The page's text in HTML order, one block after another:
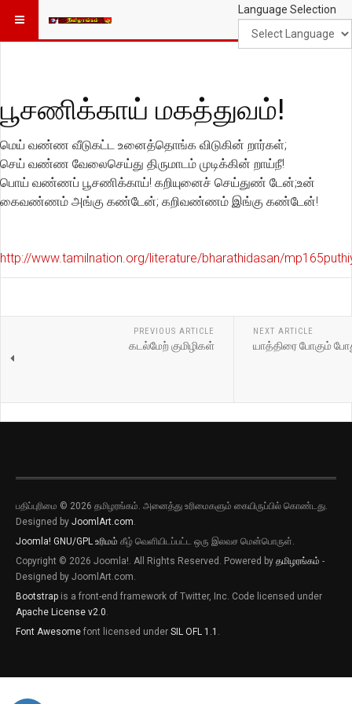
Language Selection
பூசணிக்காய் மகத்துவம்!
மெய் வண்ண வீடுகட்ட உனைத்தொங்க விடுகின் றார்கள்;
செய் வண்ண வேலைசெய்து திருமாடம் முடிக்கின் றாய்நீ!
பொய் வண்ணப் பூசணிக்காய்! கறியுனைச் செய்துண் டேன்;உன்
கைவண்ணம் அங்கு கண்டேன்; கறிவண்ணம் இங்கு கண்டேன்!
http://www.tamilnation.org/literature/bharathidasan/
PREVIOUS ARTICLE
கடல்மேற் குமிழிகள்
NEXT ARTICLE
யாத்திரை போகும்
பதிப்புரிமை © 2026 தமிழரங்கம். அனைத்து உரிமைகளும் கையிருப்பில் கொண்டது.
Designed by JoomlArt.com.
Joomla! GNU/GPL உரிமம் கீழ் வெளியிடப்பட்ட ஒரு இலவச மென்பொருள்.
Copyright © 2026 Joomla!. All Rights Reserved. Powered by தமிழரங்கம் -
Designed by JoomlArt.com.
Bootstrap is a front-end framework of Twitter, Inc. Code licensed under
Apache License v2.0.
Font Awesome font licensed under SIL OFL 1.1 .